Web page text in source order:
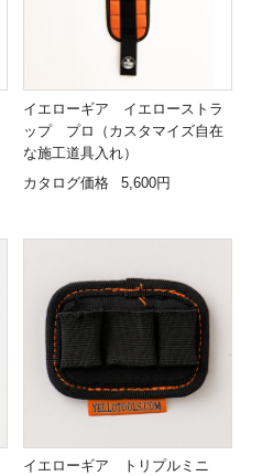
イエローギア イエローストラ
ップ プロ（カスタマイズ自在
な施工道具入れ）
カタログ価格
5,600円
イエローギア トリプルミニ